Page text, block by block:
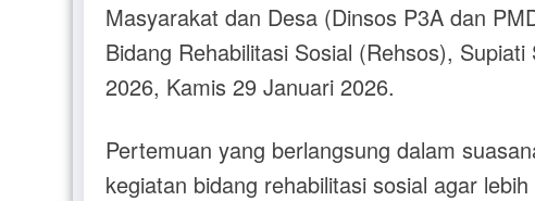
Masyarakat dan Desa (Dinsos P3A dan
Bidang Rehabilitasi Sosial (Rehsos),
2026, Kamis 29 Januari 2026.
Pertemuan yang berlangsung dalam
kegiatan bidang rehabilitasi sosial agar